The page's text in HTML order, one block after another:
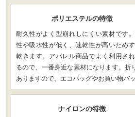
ポリエステルの特徴
耐久性がよく型崩れしにくい素材です
性や吸水性が低く、速乾性が高いため
乾きます。アパレル商品でよく利用さ
るので、一番身近な素材になります。折
ありますので、エコバッグやお買い物バ
ナイロンの特徴